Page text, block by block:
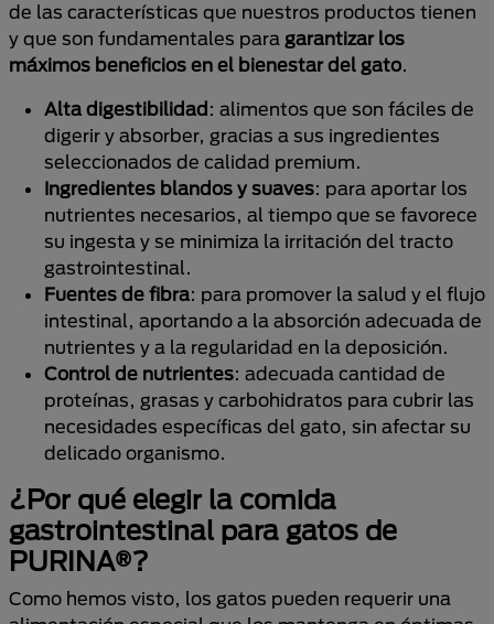
de las características que nuestros productos tienen
y que son fundamentales para garantizar los
máximos beneficios en el bienestar del gato.
Alta digestibilidad: alimentos que son fáciles de
digerir y absorber, gracias a sus ingredientes
seleccionados de calidad premium.
Ingredientes blandos y suaves: para aportar los
nutrientes necesarios, al tiempo que se favorece
su ingesta y se minimiza la irritación del tracto
gastrointestinal.
Fuentes de fibra: para promover la salud y el flujo
intestinal, aportando a la absorción adecuada de
nutrientes y a la regularidad en la deposición.
Control de nutrientes: adecuada cantidad de
proteínas, grasas y carbohidratos para cubrir las
necesidades específicas del gato, sin afectar su
delicado organismo.
¿Por qué elegir la comida
gastrointestinal para gatos de
PURINA®?
Como hemos visto, los gatos pueden requerir una